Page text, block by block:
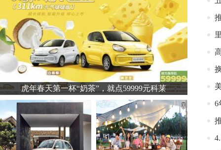
虎年春天第一杯“奶茶”，就点59999元科莱
6